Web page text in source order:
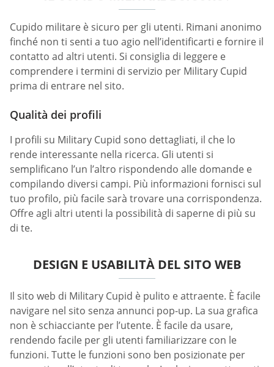
Cupido militare è sicuro per gli utenti. Rimani anonimo
finché non ti senti a tuo agio nell’identificarti e fornire il
contatto ad altri utenti. Si consiglia di leggere e
comprendere i termini di servizio per Military Cupid
prima di entrare nel sito.
Qualità dei profili
I profili su Military Cupid sono dettagliati, il che lo
rende interessante nella ricerca. Gli utenti si
semplificano l’un l’altro rispondendo alle domande e
compilando diversi campi. Più informazioni fornisci sul
tuo profilo, più facile sarà trovare una corrispondenza.
Offre agli altri utenti la possibilità di saperne di più su
di te.
DESIGN E USABILITÀ DEL SITO WEB
Il sito web di Military Cupid è pulito e attraente. È facile
navigare nel sito senza annunci pop-up. La sua grafica
non è schiacciante per l’utente. È facile da usare,
rendendo facile per gli utenti familiarizzare con le
funzioni. Tutte le funzioni sono ben posizionate per